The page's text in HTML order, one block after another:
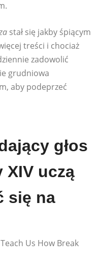
stał się jakby śpiącym
treści i chociaż
zadowolić
grudniowa
aby podeprzeć
głos
XIV uczą
się na
Us How Break